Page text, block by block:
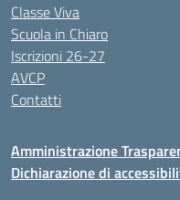
Classe Viva
Scuola in Chiaro
Iscrizioni 26-27
AVCP
Contatti
Amministrazione
Dichiarazione di